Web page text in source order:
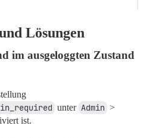
Lösungen
im ausgeloggten Zustand
unter Admin >
ist.